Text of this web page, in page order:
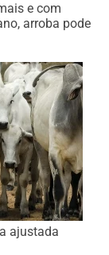
e com
arroba pode
ajustada